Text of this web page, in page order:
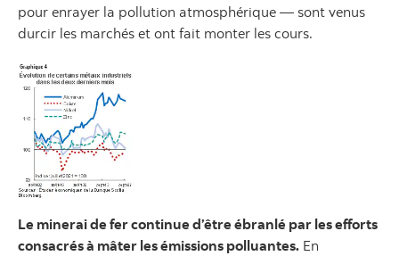
pour enrayer la pollution atmosphérique — sont venus
durcir les marchés et ont fait monter les cours.
Le minerai de fer continue d’être ébranlé par les efforts
consacrés à mâter les émissions polluantes. En